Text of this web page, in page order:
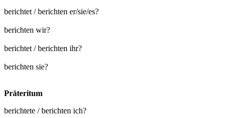
berichtet / berichten er/sie/es?
berichten wir?
berichtet / berichten ihr?
berichten sie?
Präteritum
berichtete / berichten ich?